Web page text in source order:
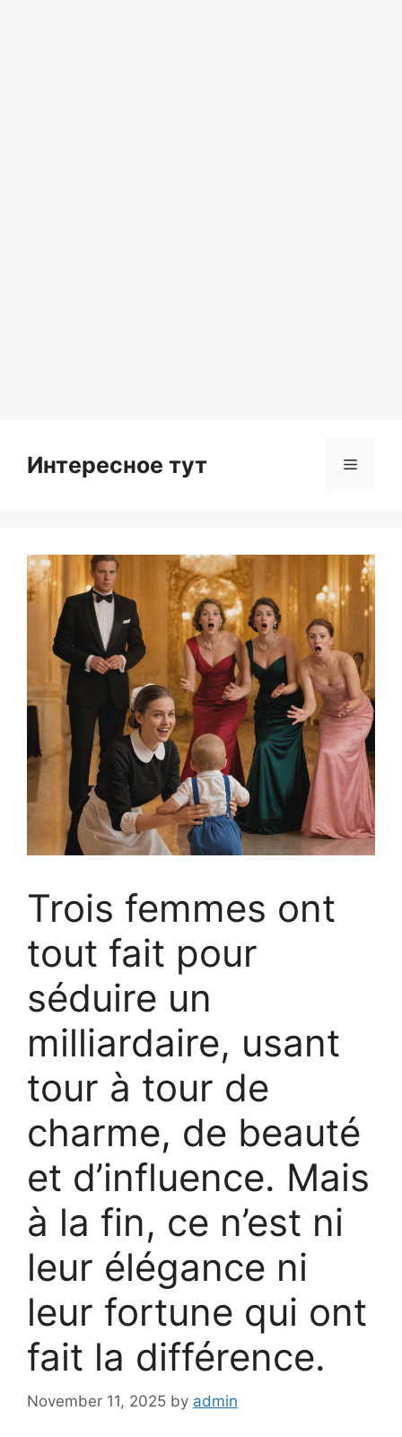
Интересное тут Menu
Trois femmes ont
tout fait pour
séduire un
milliardaire, usant
tour à tour de
charme, de beauté
et d’influence. Mais
à la fin, ce n’est ni
leur élégance ni
leur fortune qui ont
fait la différence.
November 11, 2025 by admin